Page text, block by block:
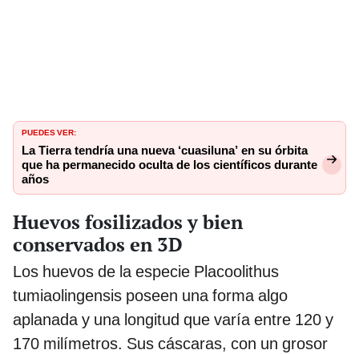
PUEDES VER:
La Tierra tendría una nueva ‘cuasiluna’ en su órbita
que ha permanecido oculta de los científicos durante
años
Huevos fosilizados y bien
conservados en 3D
Los huevos de la especie Placoolithus
tumiaolingensis poseen una forma algo
aplanada y una longitud que varía entre 120 y
170 milímetros. Sus cáscaras, con un grosor